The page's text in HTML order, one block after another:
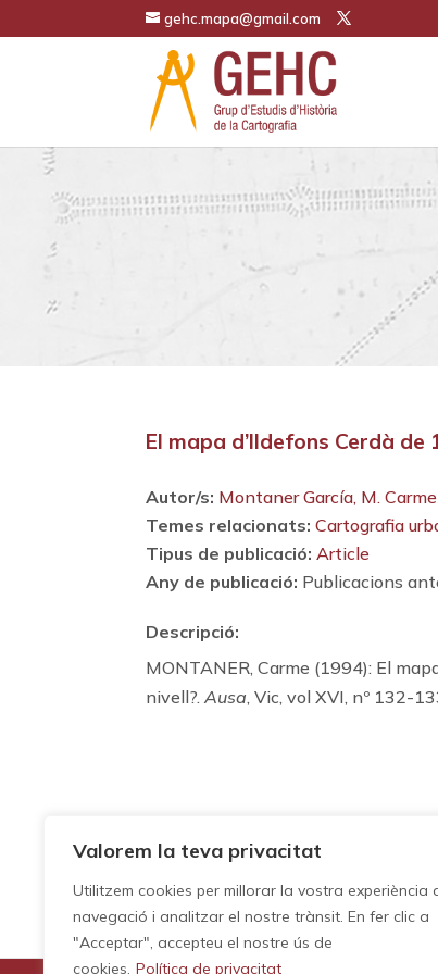
Valorem la teva privacitat
Utilitzem cookies per millorar la vostra experiència
navegació i analitzar el nostre trànsit. En fer clic a
"Acceptar", accepteu el nostre ús de
cookies. Política de privacitat
gehc.mapa@gmail.com
El mapa d’Ildefons Cerdà
Autor/s: Montaner García, M. Carme
Temes relacionats: Cartografia
Tipus de publicació: Article
Any de publicació: Publicacions
Descripció:
MONTANER, Carme (1994): El
nivell?.Ausa, Vic, vol XVI, nº 132-